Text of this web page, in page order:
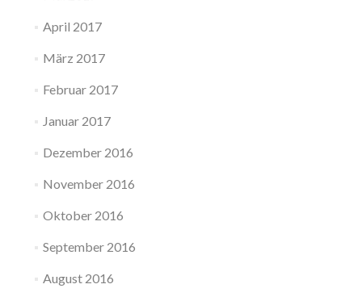
April 2017
März 2017
Februar 2017
Januar 2017
Dezember 2016
November 2016
Oktober 2016
September 2016
August 2016